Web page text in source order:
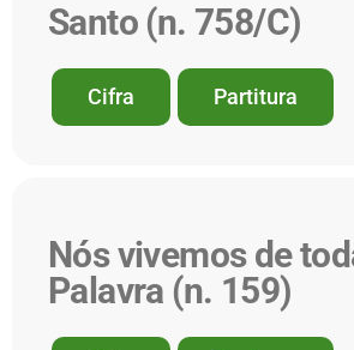
Santo (n. 758/C)
Cifra Partitura
Nós vivemos de
Palavra (n. 159)